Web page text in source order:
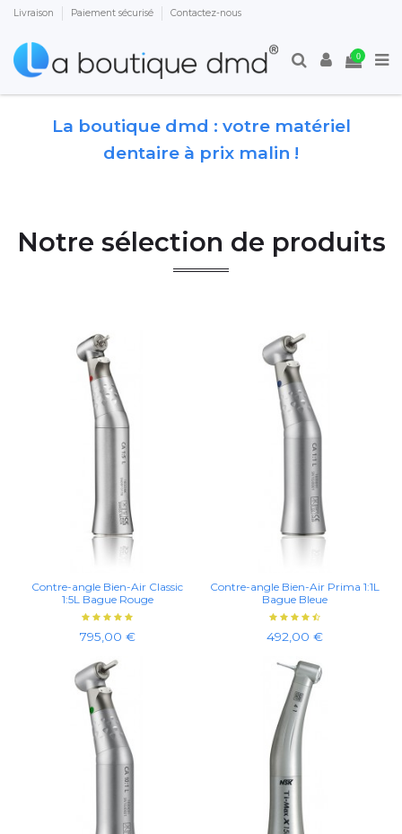
Livraison Paiement sécurisé Contactez-nous
0
La boutique dmd : votre matériel
dentaire à prix malin !
Notre sélection de produits
Contre-angle Bien-Air Classic
1:5L Bague Rouge
795,00 €
Contre-angle Bien-Air Prima 1:1L
Bague Bleue
492,00 €